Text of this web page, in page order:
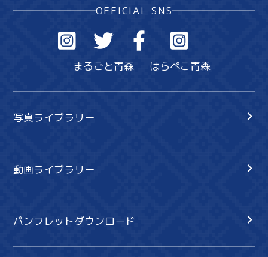
OFFICIAL SNS
まるごと青森 はらぺこ青森
写真ライブラリー
動画ライブラリー
パンフレットダウンロード